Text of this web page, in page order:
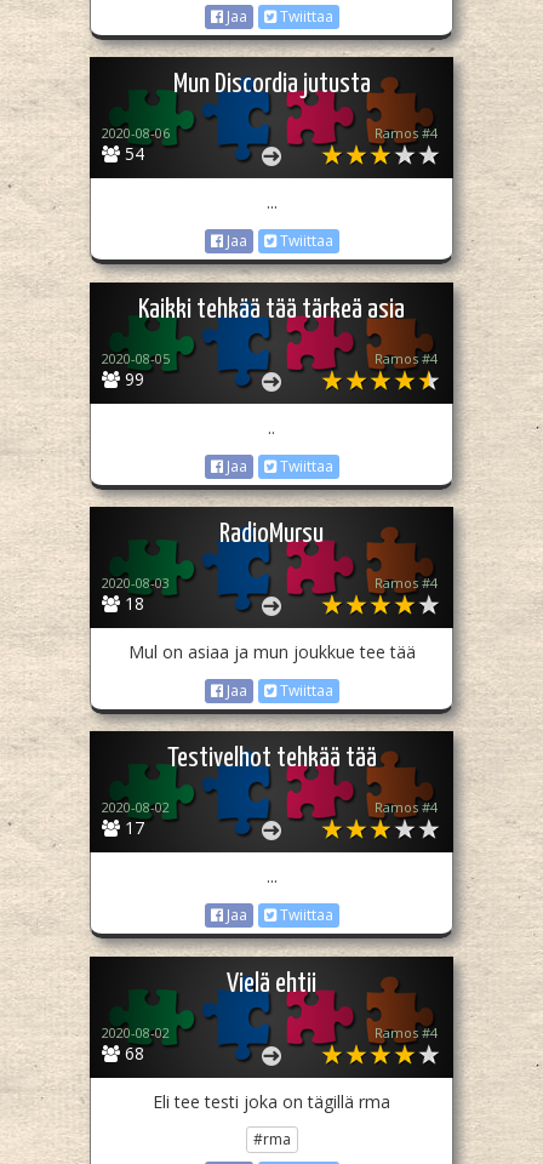
Jaa Twiittaa
Mun Discordia jutusta
54
2020-08-06 Ramos #4
...
Jaa Twiittaa
Kaikki tehkää tää tärkeä asia
99
2020-08-05 Ramos #4
..
Jaa Twiittaa
RadioMursu
18
2020-08-03 Ramos #4
Mul on asiaa ja mun joukkue tee tää
Jaa Twiittaa
Testivelhot tehkää tää
17
2020-08-02 Ramos #4
...
Jaa Twiittaa
Vielä ehtii
68
2020-08-02 Ramos #4
Eli tee testi joka on tägillä rma
#rma